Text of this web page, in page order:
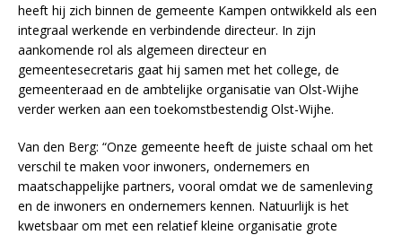
heeft hij zich binnen de gemeente Kampen ontwikkeld als een
integraal werkende en verbindende directeur. In zijn
aankomende rol als algemeen directeur en
gemeentesecretaris gaat hij samen met het college, de
gemeenteraad en de ambtelijke organisatie van Olst-Wijhe
verder werken aan een toekomstbestendig Olst-Wijhe.
Van den Berg: “Onze gemeente heeft de juiste schaal om het
verschil te maken voor inwoners, ondernemers en
maatschappelijke partners, vooral omdat we de samenleving
en de inwoners en ondernemers kennen. Natuurlijk is het
kwetsbaar om met een relatief kleine organisatie grote